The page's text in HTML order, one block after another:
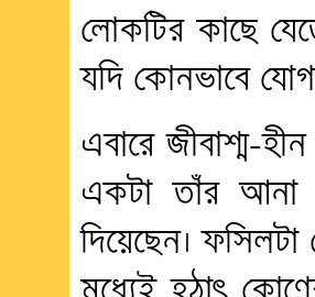
লোকটির কাছে
যদি কোনভাবে
এবারে জীবাশ্ম-
একটা তাঁর আনা
দিয়েছেন।